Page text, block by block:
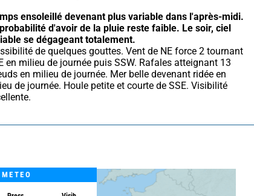
ensoleillé devenant plus variable dans l'après-midi.
d'avoir de la pluie reste faible. Le soir, ciel
se dégageant totalement.
en milieu de journée puis SSW. Rafales atteignant 13
en milieu de journée. Mer belle devenant ridée en
de journée. Houle petite et courte de SSE. Visibilité
METEO